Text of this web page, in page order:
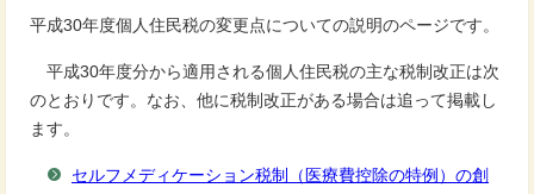
平成30年度個人住民税の変更点についての説明のページです。
平成30年度分から適用される個人住民税の主な税制改正は次
のとおりです。なお、他に税制改正がある場合は追って掲載し
ます。
セルフメディケーション税制（医療費控除の特例）の創